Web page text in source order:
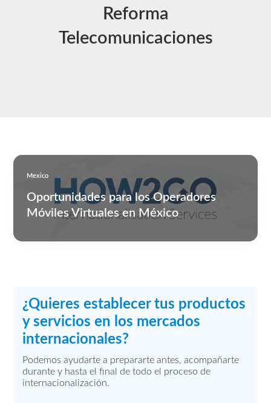
Reforma
Telecomunicaciones
Mexico
Oportunidades para los Operadores
Móviles Virtuales en México
¿Quieres establecer tus productos
y servicios en los mercados
internacionales?
Podemos ayudarte a prepararte antes, acompañarte
durante y hasta el final de todo el proceso de
internacionalización.